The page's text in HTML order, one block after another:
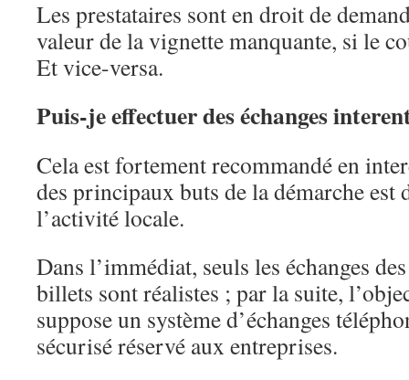
Les prestataires sont en droit de
valeur de la vignette manquante, si le
Et vice-versa.
Puis-je effectuer des échanges
Cela est fortement recommandé en
des principaux buts de la démarche
l’activité locale.
Dans l’immédiat, seuls les échanges
billets sont réalistes ; par la suite,
suppose un système d’échanges
sécurisé réservé aux entreprises.